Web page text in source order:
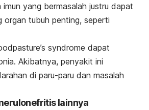
yang bermasalah justru dapat
organ tubuh penting, seperti
syndrome dapat
Akibatnya, penyakit ini
di paru-paru dan masalah
lainnya